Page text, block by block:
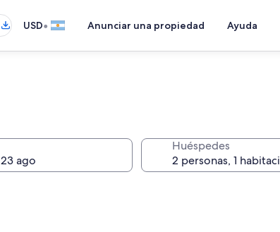
USD• Anunciar una propiedad Ayuda
Huéspedes